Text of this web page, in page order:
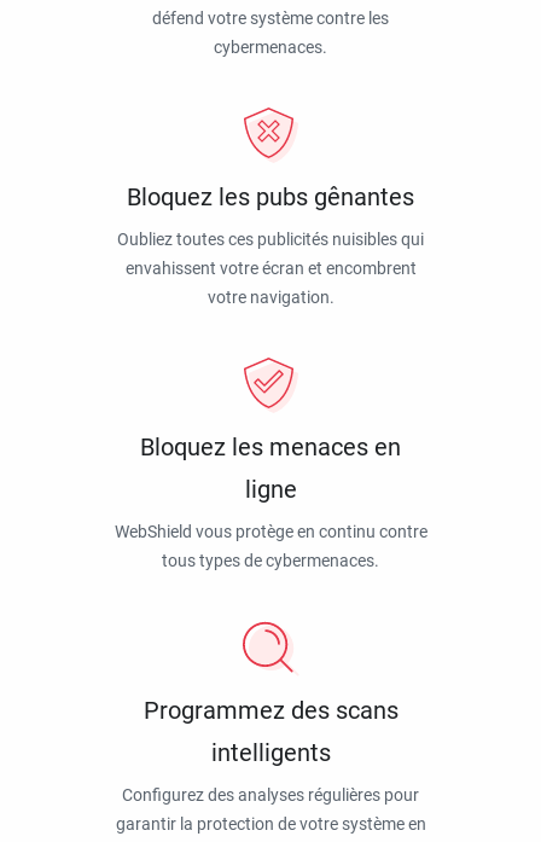
défend votre système contre les
cybermenaces.
Bloquez les pubs gênantes
Oubliez toutes ces publicités nuisibles qui
envahissent votre écran et encombrent
votre navigation.
Bloquez les menaces en
ligne
WebShield vous protège en continu contre
tous types de cybermenaces.
Programmez des scans
intelligents
Configurez des analyses régulières pour
garantir la protection de votre système en